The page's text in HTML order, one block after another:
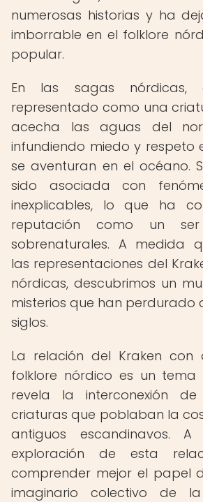
numerosas historias y ha
imborrable en el folklore
popular.
En las sagas nórdicas,
representado como una
acecha las aguas del
infundiendo miedo y respeto
se aventuran en el océano.
sido asociada con
inexplicables, lo que ha
reputación como un
sobrenaturales. A medida
las representaciones del
nórdicas, descubrimos un
misterios que han perdurado
siglos.
La relación del Kraken con
folklore nórdico es un tema
revela la interconexión
criaturas que poblaban la
antiguos escandinavos.
exploración de esta
comprender mejor el papel
imaginario colectivo de